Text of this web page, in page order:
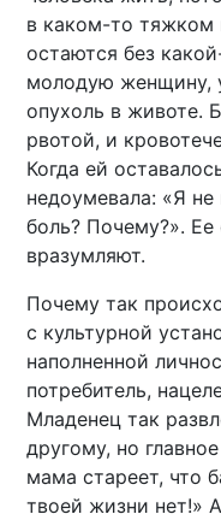
в каком-то тяжком
остаются без
молодую женщину,
опухоль в животе.
рвотой, и
Когда ей
недоумевала: «Я
боль? Почему?».
вразумляют.
Почему так
с культурной
наполненной
потребитель,
Младенец так
другому, но
мама стареет, что
твоей жизни нет!»